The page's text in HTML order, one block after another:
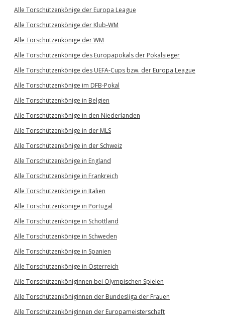
Alle Torschützenkönige der Europa League
Alle Torschützenkönige der Klub-WM
Alle Torschützenkönige der WM
Alle Torschützenkönige des Europapokals der Pokalsieger
Alle Torschützenkönige des UEFA-Cups bzw. der Europa League
Alle Torschützenkönige im DFB-Pokal
Alle Torschützenkönige in Belgien
Alle Torschützenkönige in den Niederlanden
Alle Torschützenkönige in der MLS
Alle Torschützenkönige in der Schweiz
Alle Torschützenkönige in England
Alle Torschützenkönige in Frankreich
Alle Torschützenkönige in Italien
Alle Torschützenkönige in Portugal
Alle Torschützenkönige in Schottland
Alle Torschützenkönige in Schweden
Alle Torschützenkönige in Spanien
Alle Torschützenkönige in Österreich
Alle Torschützenköniginnen bei Olympischen Spielen
Alle Torschützenköniginnen der Bundesliga der Frauen
Alle Torschützenköniginnen der Europameisterschaft